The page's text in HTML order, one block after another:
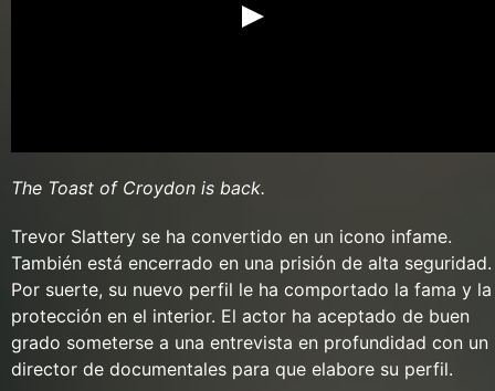
The Toast of Croydon is back.
Trevor Slattery se ha convertido en un icono infame.
También está encerrado en una prisión de alta seguridad.
Por suerte, su nuevo perfil le ha comportado la fama y la
protección en el interior. El actor ha aceptado de buen
grado someterse a una entrevista en profundidad con un
director de documentales para que elabore su perfil.